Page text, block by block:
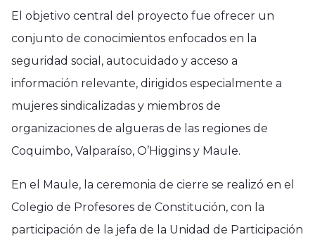
El objetivo central del proyecto fue ofrecer un
conjunto de conocimientos enfocados en la
seguridad social, autocuidado y acceso a
información relevante, dirigidos especialmente a
mujeres sindicalizadas y miembros de
organizaciones de algueras de las regiones de
Coquimbo, Valparaíso, O’Higgins y Maule.
En el Maule, la ceremonia de cierre se realizó en el
Colegio de Profesores de Constitución, con la
participación de la jefa de la Unidad de Participación